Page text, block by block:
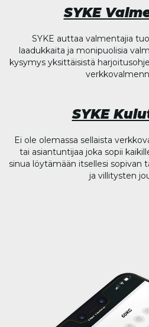
SYKE
SYKE auttaa valmentajia
laadukkaita ja monipuolisia
kysymys yksittäisistä
SYKE
Ei ole olemassa sellaista
tai asiantuntijaa joka sopii
sinua löytämään itsellesi
ja villitysten